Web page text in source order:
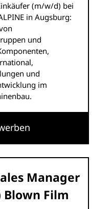
(m/w/d) bei
in Augsburg:
und
und
im
Manager
Film